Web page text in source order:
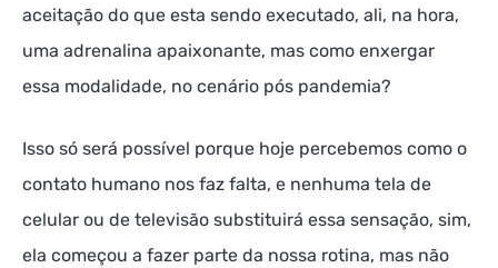
aceitação do que esta sendo executado, ali, na hora,
uma adrenalina apaixonante, mas como enxergar
essa modalidade, no cenário pós pandemia?
Isso só será possível porque hoje percebemos como o
contato humano nos faz falta, e nenhuma tela de
celular ou de televisão substituirá essa sensação, sim,
ela começou a fazer parte da nossa rotina, mas não